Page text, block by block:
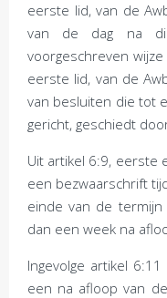
eerste lid, van de
van de dag na
voorgeschreven
eerste lid, van de
van besluiten die tot
gericht, geschiedt
Uit artikel 6:9, eerste
een bezwaarschrift
einde van de
dan een week na
Ingevolge artikel
een na afloop van